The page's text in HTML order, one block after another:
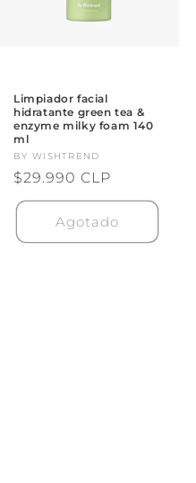
Limpiador facial
hidratante green tea &
enzyme milky foam 140
ml
Proveedor:
BY WISHTREND
Precio
habitual
$29.990 CLP
Agotado